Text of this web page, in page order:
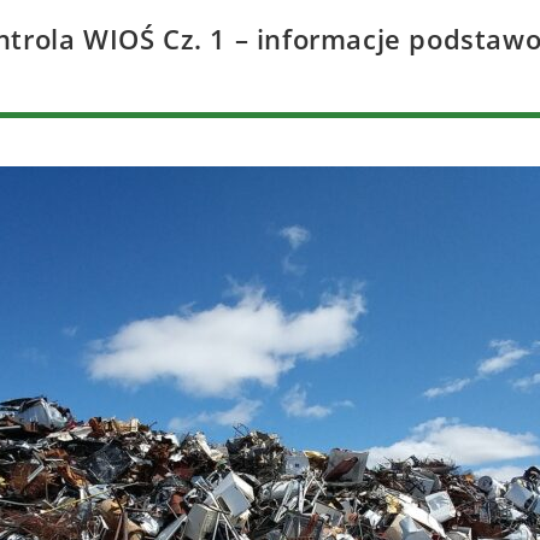
WIOŚ Cz. 1 – informacje